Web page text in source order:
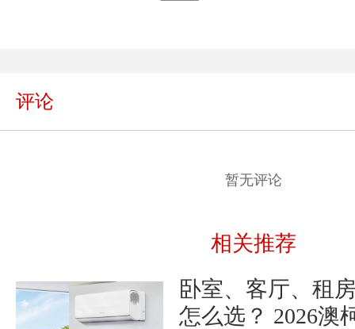
评论
暂无评论
相关推荐
卧室、客厅、租
怎么选？ 2026澳